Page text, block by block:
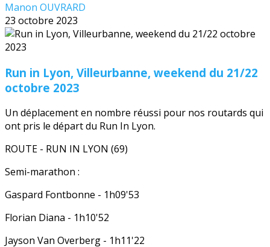
Manon OUVRARD
23 octobre 2023
Run in Lyon, Villeurbanne, weekend du 21/22
octobre 2023
Un déplacement en nombre réussi pour nos routards qui
ont pris le départ du Run In Lyon.
ROUTE - RUN IN LYON (69)
Semi-marathon :
Gaspard Fontbonne - 1h09'53
Florian Diana - 1h10'52
Jayson Van Overberg - 1h11'22